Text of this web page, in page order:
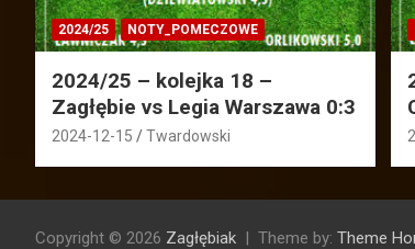
2024/25 NOTY_POMECZOWE
2024/25 – kolejka 18 –
Zagłębie vs Legia Warszawa 0:3
2024-12-15 Twardowski
Copyright © 2026 Zagłębiak Theme by: Theme